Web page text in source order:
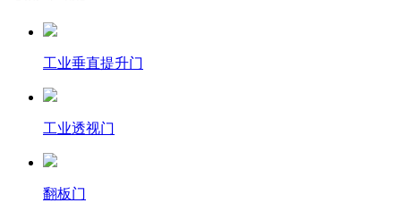
工业垂直提升门
工业透视门
翻板门